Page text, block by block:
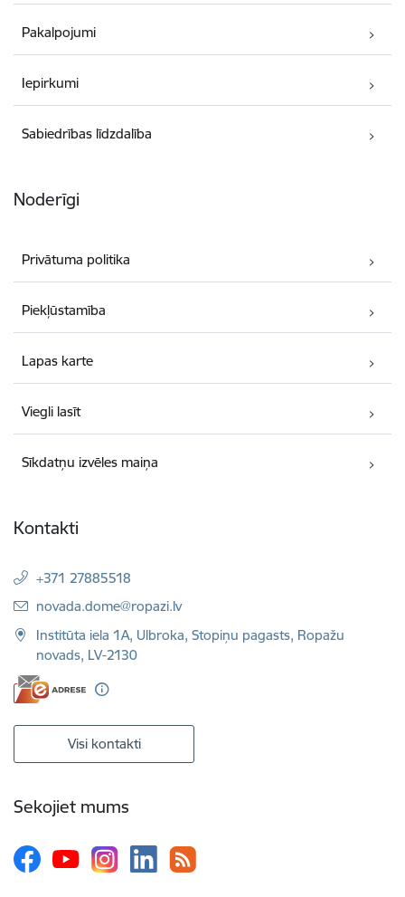
Pakalpojumi
Iepirkumi
Sabiedrības līdzdalība
Noderīgi
Privātuma politika
Piekļūstamība
Lapas karte
Viegli lasīt
Sīkdatņu izvēles maiņa
Kontakti
+371 27885518
E-pasts:
novada.dome@ropazi.lv
Institūta iela 1A, Ulbroka, Stopiņu pagasts, Ropažu
novads, LV-2130
Visi kontakti
Sekojiet mums